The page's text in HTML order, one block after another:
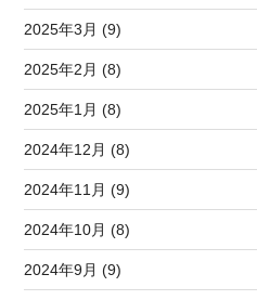
2025年3月 (9)
2025年2月 (8)
2025年1月 (8)
2024年12月 (8)
2024年11月 (9)
2024年10月 (8)
2024年9月 (9)